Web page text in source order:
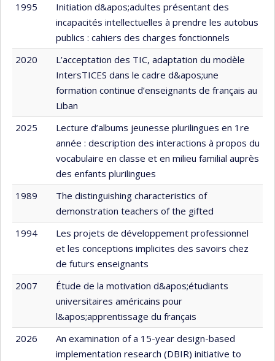
1995
Initiation d&apos;adultes présentant des
incapacités intellectuelles à prendre les autobus
publics : cahiers des charges fonctionnels
2020
L’acceptation des TIC, adaptation du modèle
IntersTICES dans le cadre d&apos;une
formation continue d’enseignants de français au
Liban
2025
Lecture d’albums jeunesse plurilingues en 1re
année : description des interactions à propos du
vocabulaire en classe et en milieu familial auprès
des enfants plurilingues
1989
The distinguishing characteristics of
demonstration teachers of the gifted
1994
Les projets de développement professionnel
et les conceptions implicites des savoirs chez
de futurs enseignants
2007
Étude de la motivation d&apos;étudiants
universitaires américains pour
l&apos;apprentissage du français
2026
An examination of a 15-year design-based
implementation research (DBIR) initiative to